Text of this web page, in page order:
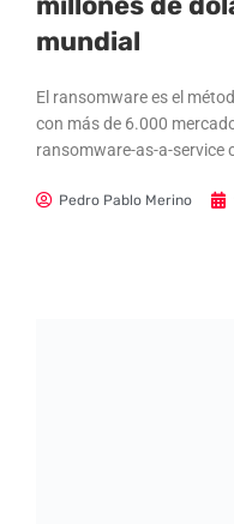
mundial
El ransomware es el
con más de 6.000
ransomware-as-a-service
Pedro Pablo Merino